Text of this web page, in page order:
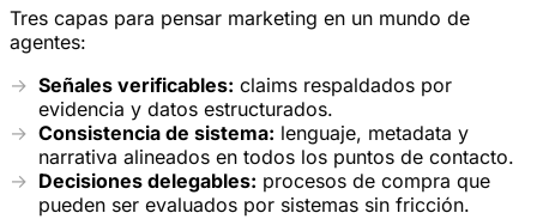
Tres capas para pensar marketing en un mundo de
agentes:
Señales verificables: claims respaldados por
evidencia y datos estructurados.
Consistencia de sistema: lenguaje, metadata y
narrativa alineados en todos los puntos de contacto.
Decisiones delegables: procesos de compra que
pueden ser evaluados por sistemas sin fricción.